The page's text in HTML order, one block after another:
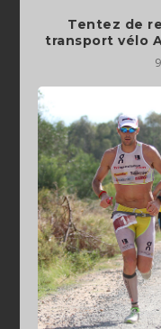
Tentez de
transport vélo